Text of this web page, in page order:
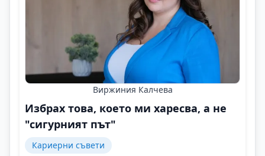
Виржиния Калчева
Избрах това, което ми харесва, а не
"сигурният път"
Кариерни съвети